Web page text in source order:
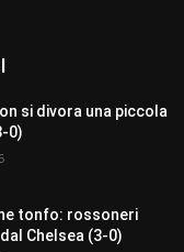
si divora una piccola
0)
tonfo: rossoneri
Chelsea (3-0)